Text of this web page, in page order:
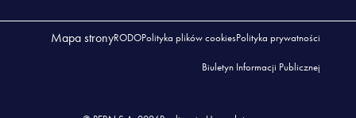
Mapa stronyRODOPolityka plików cookiesPolityka prywatności
Biuletyn Informacji Publicznej